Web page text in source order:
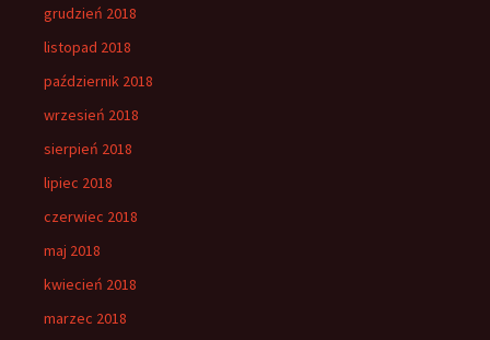
grudzień 2018
listopad 2018
październik 2018
wrzesień 2018
sierpień 2018
lipiec 2018
czerwiec 2018
maj 2018
kwiecień 2018
marzec 2018